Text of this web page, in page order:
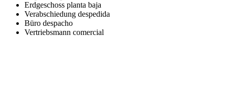
Erdgeschoss planta baja
Verabschiedung despedida
Büro despacho
Vertriebsmann comercial